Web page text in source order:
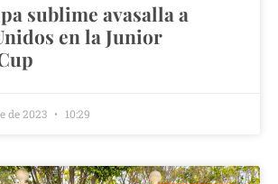
sublime avasalla a
en la Junior
de 2023 10:29